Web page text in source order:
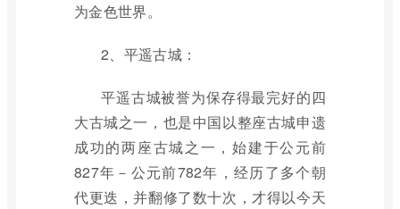
为金色世界。
2、平遥古城：
平遥古城被誉为保存得最完好的四
大古城之一，也是中国以整座古城申遗
成功的两座古城之一，始建于公元前
827年－公元前782年，经历了多个朝
代更迭，并翻修了数十次，才得以今天